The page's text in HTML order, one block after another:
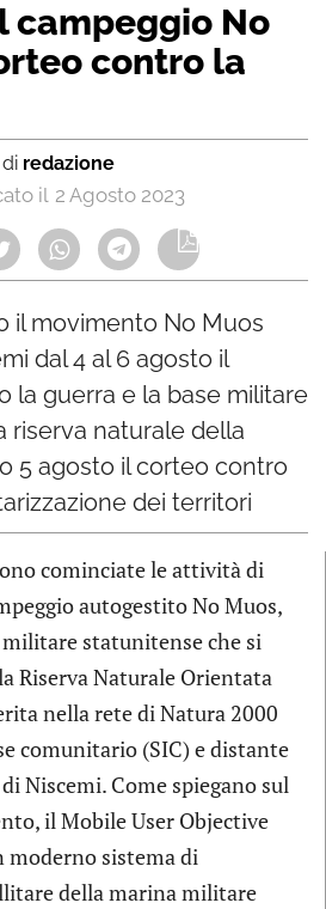
campeggio No
contro la
di redazione
2 Agosto 2023
il movimento No Muos
dal 4 al 6 agosto il
la guerra e la base militare
riserva naturale della
5 agosto il corteo contro
dei territori
cominciate le attività di
autogestito No Muos,
militare statunitense che si
Riserva Naturale Orientata
nella rete di Natura 2000
comunitario (SIC) e distante
Niscemi. Come spiegano sul
il Mobile User Objective
moderno sistema di
della marina militare